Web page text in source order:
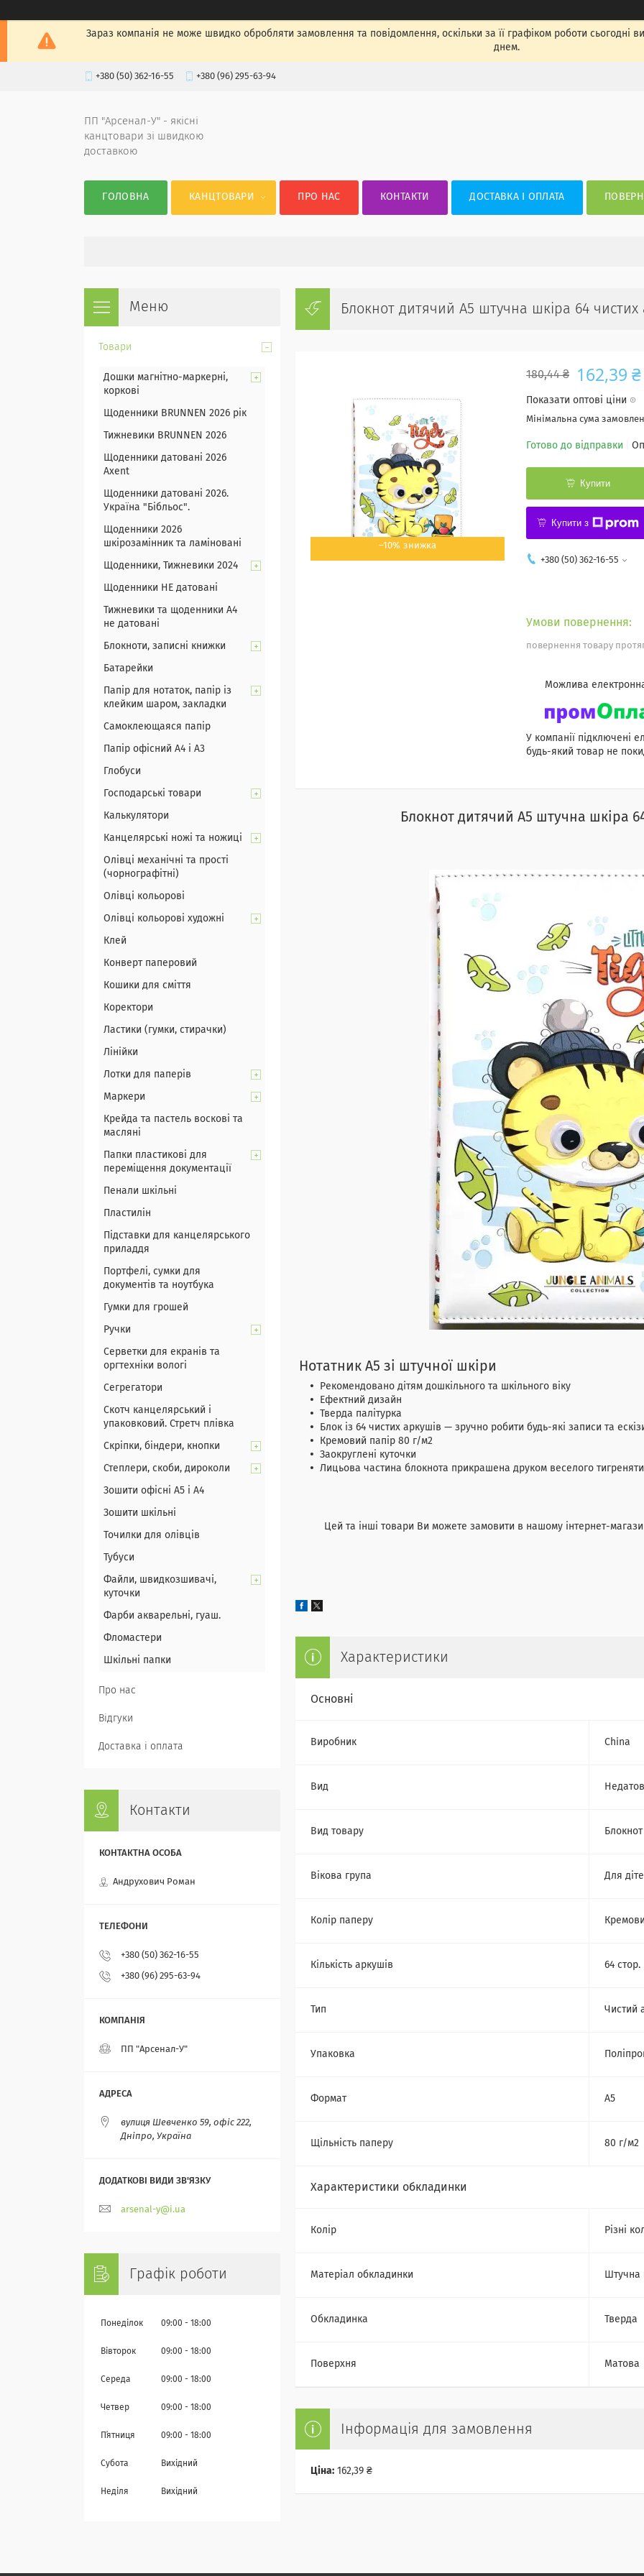
Зараз компанія не може швидко обробляти замовлення та повідомлення, оскільки за її графіком роботи
днем.
+380 (50) 362-16-55 +380 (96) 295-63-94
ПП "Арсенал-У" - якісні
канцтовари зі швидкою
доставкою
ГОЛОВНА КАНЦТОВАРИ ПРО НАС КОНТАКТИ ДОСТАВКА І ОПЛАТА
Блокнот дитячий А5 штучна шкіра 64 чистих
–10%
180,44 ₴ 162,39 ₴
Показати оптові ціни
Мінімальна сума
Готово до відправки
Купити
Купити з
+380 (50) 362-16-55
повернення товару
У компанії підключені
будь-який товар не
Блокнот дитячий А5 штучна шкіра
Нотатник А5 зі штучної шкіри
Рекомендовано дітям дошкільного та шкільного віку
Ефектний дизайн
Тверда палітурка
Блок із 64 чистих аркушів — зручно робити будь-які записи та
Кремовий папір 80 г/м2
Заокруглені куточки
Лицьова частина блокнота прикрашена друком веселого
Цей та інші товари Ви можете замовити в нашому інтернет-
Характеристики
Основні
Виробник China
Вид
Вид товару Блокнот
Вікова група Для
Колір паперу
Кількість аркушів 64 стор.
Тип Чистий
Упаковка
Формат A5
Щільність паперу 80 г/м2
Характеристики обкладинки
Колір Різні
Матеріал обкладинки Штучна
Обкладинка Тверда
Поверхня Матова
Інформація для замовлення
Ціна: 162,39 ₴
Товари
Дошки магнітно-маркерні,
коркові
Щоденники BRUNNEN 2026 рік
Тижневики BRUNNEN 2026
Щоденники датовані 2026
Axent
Щоденники датовані 2026.
Україна "Бібльос".
Щоденники 2026
шкірозамінник та ламіновані
Щоденники, Тижневики 2024
Щоденники НЕ датовані
Тижневики та щоденники А4
не датовані
Блокноти, записні книжки
Батарейки
Папір для нотаток, папір із
клейким шаром, закладки
Самоклеющаяся папір
Папір офісний А4 і А3
Глобуси
Господарські товари
Калькулятори
Канцелярські ножі та ножиці
Олівці механічні та прості
(чорнографітні)
Олівці кольорові
Олівці кольорові художні
Клей
Конверт паперовий
Кошики для сміття
Коректори
Ластики (гумки, стирачки)
Лінійки
Лотки для паперів
Маркери
Крейда та пастель воскові та
масляні
Папки пластикові для
переміщення документації
Пенали шкільні
Пластилін
Підставки для канцелярського
приладдя
Портфелі, сумки для
документів та ноутбука
Гумки для грошей
Ручки
Серветки для екранів та
оргтехніки вологі
Сегрегатори
Скотч канцелярський і
упаковковий. Стретч плівка
Скріпки, біндери, кнопки
Степлери, скоби, дироколи
Зошити офісні А5 і А4
Зошити шкільні
Точилки для олівців
Тубуси
Файли, швидкозшивачі,
куточки
Фарби акварельні, гуаш.
Фломастери
Шкільні папки
Про нас
Відгуки
Доставка і оплата
Контакти
Андрухович Роман
+380 (50) 362-16-55
+380 (96) 295-63-94
ПП "Арсенал-У"
вулиця Шевченко 59, офіс 222,
Дніпро, Україна
arsenal-y@i.ua
Графік роботи
Понеділок 09:00 18:00
Вівторок 09:00 18:00
Середа 09:00 18:00
Четвер 09:00 18:00
Пʼятниця 09:00 18:00
Субота Вихідний
Неділя Вихідний